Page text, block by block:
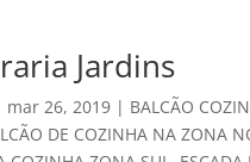
Jardins
mar 26, 2019 | BALCÃO
DE COZINHA NA ZONA